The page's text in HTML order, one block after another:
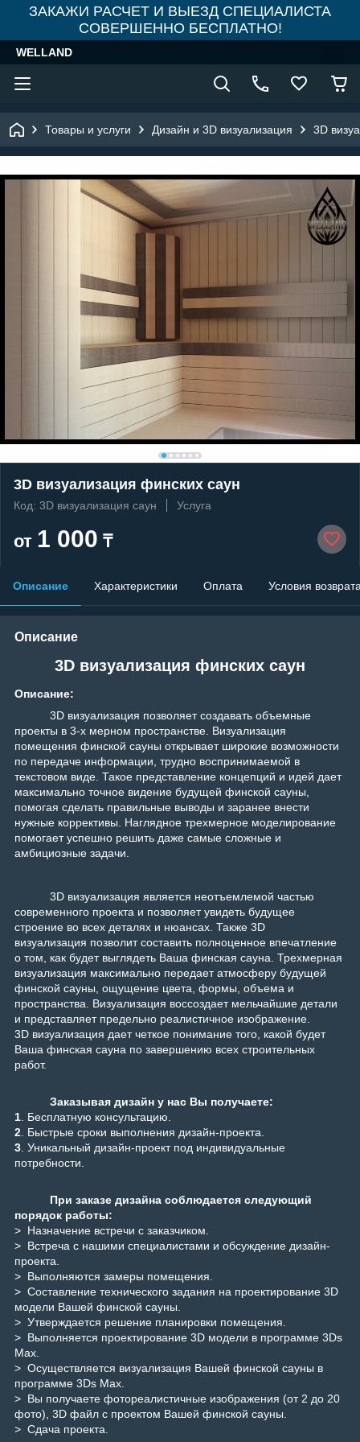
ЗАКАЖИ РАСЧЕТ И ВЫЕЗД СПЕЦИАЛИСТА
СОВЕРШЕННО БЕСПЛАТНО!
WELLAND
Товары и услуги Дизайн и 3D визуализация 3D
3D визуализация финских саун
Код: 3D визуализация саун Услуга
от 1 000 ₸
Описание Характеристики Оплата Условия
Описание
3D визуализация финских саун
Описание:
3D визуализация позволяет создавать объемные
проекты в 3-х мерном пространстве. Визуализация
помещения финской сауны открывает широкие возможности
по передаче информации, трудно воспринимаемой в
текстовом виде. Такое представление концепций и идей дает
максимально точное видение будущей финской сауны,
помогая сделать правильные выводы и заранее внести
нужные коррективы. Наглядное трехмерное моделирование
помогает успешно решить даже самые сложные и
амбициозные задачи.
3D визуализация является неотъемлемой частью
современного проекта и позволяет увидеть будущее
строение во всех деталях и нюансах. Также 3D
визуализация позволит составить полноценное впечатление
о том, как будет выглядеть Ваша финская сауна. Трехмерная
визуализация максимально передает атмосферу будущей
финской сауны, ощущение цвета, формы, объема и
пространства. Визуализация воссоздает мельчайшие детали
и представляет предельно реалистичное изображение.
3D визуализация дает четкое понимание того, какой будет
Ваша финская сауна по завершению всех строительных
работ.
Заказывая дизайн у нас Вы получаете:
1. Бесплатную консультацию.
2. Быстрые сроки выполнения дизайн-проекта.
3. Уникальный дизайн-проект под индивидуальные
потребности.
При заказе дизайна соблюдается следующий
порядок работы:
> Назначение встречи с заказчиком.
> Встреча с нашими специалистами и обсуждение дизайн-
проекта.
> Выполняются замеры помещения.
> Составление технического задания на проектирование 3D
модели Вашей финской сауны.
> Утверждается решение планировки помещения.
> Выполняется проектирование 3D модели в программе 3Ds
Max.
> Осуществляется визуализация Вашей финской сауны в
программе 3Ds Max.
> Вы получаете фотореалистичные изображения (от 2 до 20
фото), 3D файл с проектом Вашей финской сауны.
> Сдача проекта.